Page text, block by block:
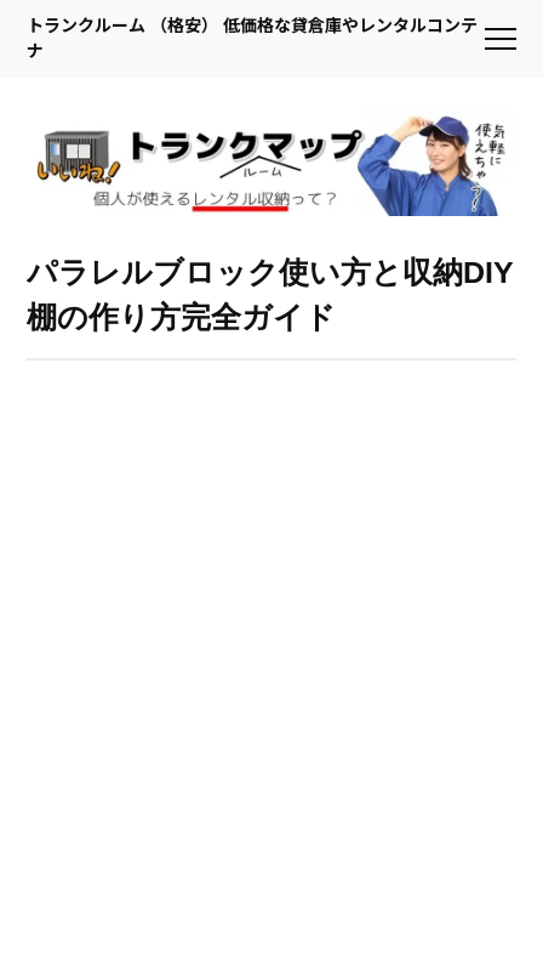
トランクルーム （格安） 低価格な貸倉庫やレンタルコンテ
ナ
パラレルブロック使い方と収納DIY
棚の作り方完全ガイド